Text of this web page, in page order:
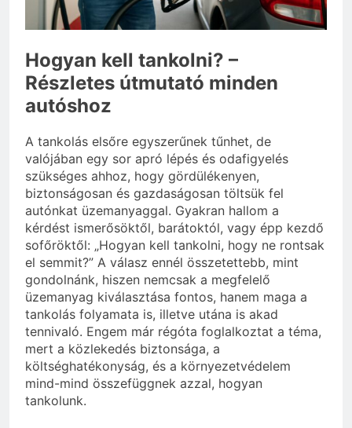
3 Nap Ezelőtt
Hogyan kell tankolni? –
Részletes útmutató minden
autóshoz
A tankolás elsőre egyszerűnek tűnhet, de
valójában egy sor apró lépés és odafigyelés
szükséges ahhoz, hogy gördülékenyen,
biztonságosan és gazdaságosan töltsük fel
autónkat üzemanyaggal. Gyakran hallom a
kérdést ismerősöktől, barátoktól, vagy épp kezdő
sofőröktől: „Hogyan kell tankolni, hogy ne rontsak
el semmit?” A válasz ennél összetettebb, mint
gondolnánk, hiszen nemcsak a megfelelő
üzemanyag kiválasztása fontos, hanem maga a
tankolás folyamata is, illetve utána is akad
tennivaló. Engem már régóta foglalkoztat a téma,
mert a közlekedés biztonsága, a
költséghatékonyság, és a környezetvédelem
mind-mind összefüggnek azzal, hogyan
tankolunk.